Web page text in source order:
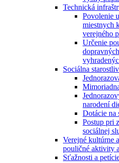
Technická
Povolenie
miestnych
verejného
Určenie
Sociálna
narodení
Dotácie na
Postup pri
sociálnej
Verejné kultúrne
pouličné aktivity
Sťažnosti a